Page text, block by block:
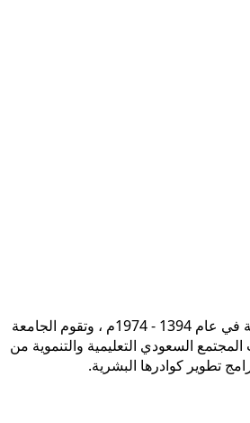
تأسست جامعة الإمام محمد بن سعود الإسلامية ممثلة في كلية الشريعة في سنة 1373هـ 1953م، وتطورت منذ ذلك الحين بصورة جذرية حتى أصبحت جامعة في عام 1394 - 1974م ، وتقوم الجامعة
السعودي التعليمية والتنموية من
تطوير كوادرها البشرية.